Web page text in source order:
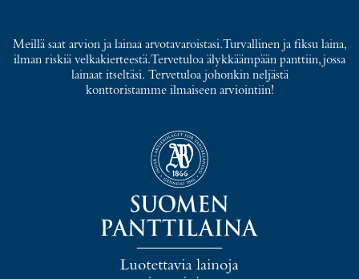
Meillä saat arvion ja lainaa arvotavaroistasi. Turvallinen ja fiksu laina,
ilman riskiä velkakierteestä. Tervetuloa älykkäämpään panttiin, jossa
lainaat itseltäsi. Tervetuloa johonkin neljästä
konttoristamme ilmaiseen arviointiin!